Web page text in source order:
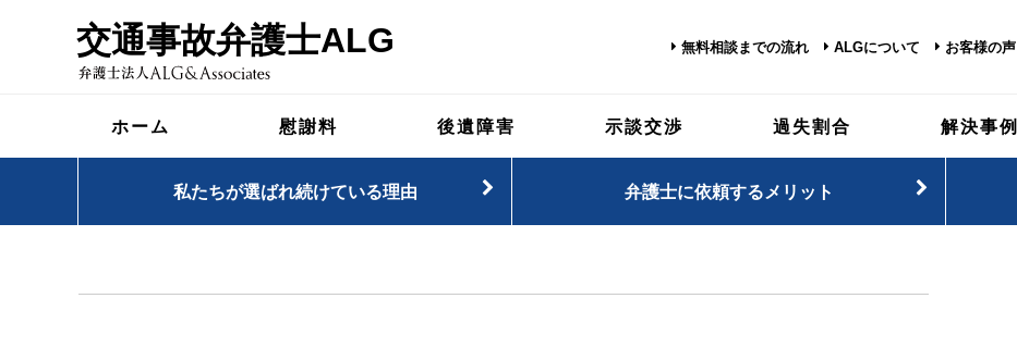
交通事故弁護士ALG 無料相談までの流れ ALGについて お客様の声
ホーム 慰謝料 後遺障害 示談交渉 過失割合 解決事例
私たちが選ばれ続けている理由 弁護士に依頼するメリット